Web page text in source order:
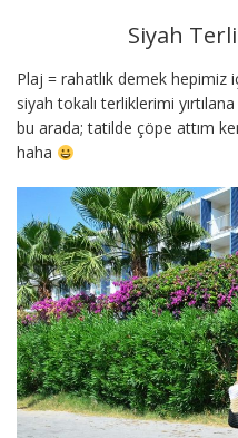
Siyah
Plaj = rahatlık demek hepimiz
siyah tokalı terliklerimi
bu arada; tatilde çöpe attım
haha